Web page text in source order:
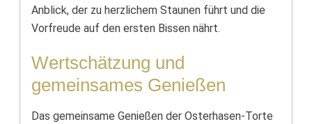
Anblick, der zu herzlichem Staunen führt und die
Vorfreude auf den ersten Bissen nährt.
Wertschätzung und
gemeinsames Genießen
Das gemeinsame Genießen der Osterhasen-Torte